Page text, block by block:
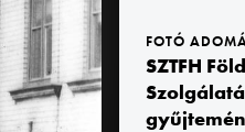
FOTÓ
SZTFH